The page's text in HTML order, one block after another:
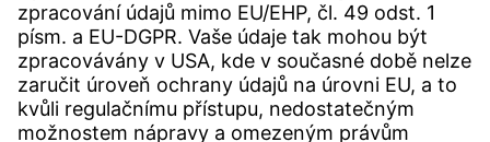
SERVICE
Centrum Download
Uživatelský software